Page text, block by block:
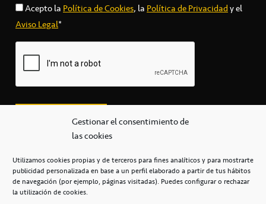
Gestionar el consentimiento de
las cookies
Utilizamos cookies propias y de terceros para fines analíticos y para mostrarte
publicidad personalizada en base a un perfil elaborado a partir de tus hábitos
de navegación (por ejemplo, páginas visitadas). Puedes configurar o rechazar
la utilización de cookies.
Acepto laPolítica de Cookies, laPolítica de Privacidady el
Aviso Legal*
secretaria@cbcanarias.es
+34 922 253 684